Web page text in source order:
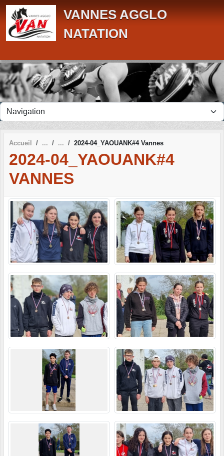
VANNES AGGLO
NATATION
Accueil 2024-04_YAOUANK#4 Vannes
2024-04_YAOUANK#4
VANNES
Panneau de gestion des cookies